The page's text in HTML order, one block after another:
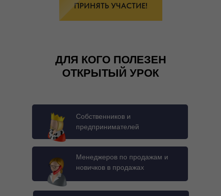
ПРИНЯТЬ УЧАСТИЕ!
ДЛЯ КОГО ПОЛЕЗЕН
ОТКРЫТЫЙ УРОК
Собственников и
предпринимателей
Менеджеров по продажам и
новичков в продажах